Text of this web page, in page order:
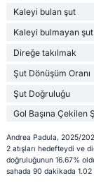
Kaleyi bulan şut
Kaleyi bulmayan şut
Direğe takılmak
Şut Dönüşüm Oranı
Şut Doğruluğu
Gol Başına Çekilen
Andrea Padula, 2025/
2 atışları hedefteydi ve
doğruluğunun 16.67%
sahada 90 dakikada 1.02